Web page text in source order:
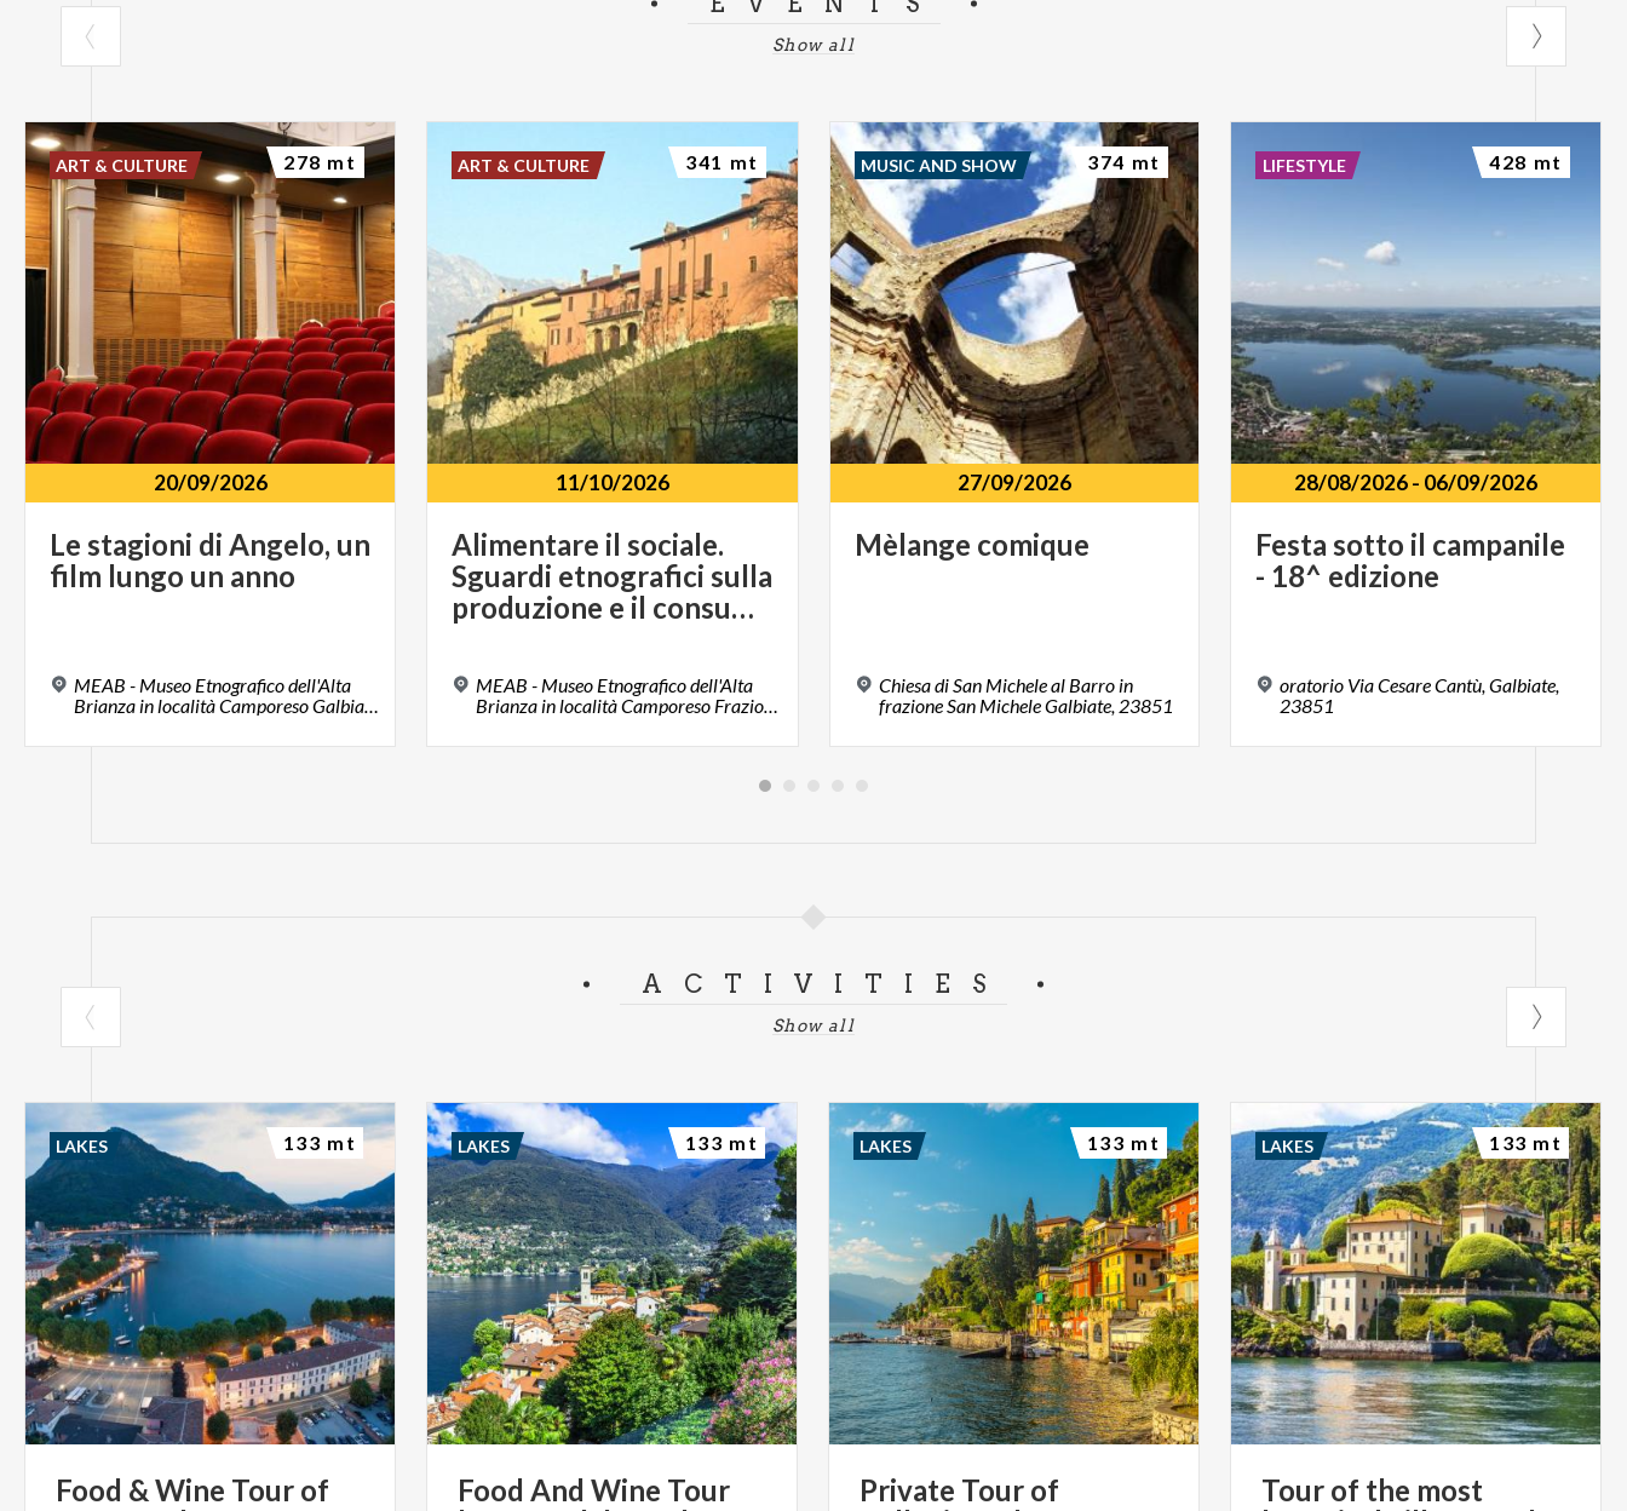
Show all
20/09/2026
Le stagioni di Angelo, un
film lungo un anno
MEAB - Museo Etnografico dell'Alta
Brianza in località Camporeso Galbiate, 23851, Località Camporese
ART & CULTURE 278 mt
11/10/2026
Alimentare il sociale.
Sguardi etnografici sulla
produzione e il consumo di cibo nella contemporaneità
MEAB - Museo Etnografico dell'Alta
Brianza in località Camporeso Frazione Camporeso, 23851, Galbiate , LC
ART & CULTURE 341 mt
27/09/2026
Mèlange comique
Chiesa di San Michele al Barro in
frazione San Michele Galbiate, 23851
MUSIC AND SHOW 374 mt
28/08/2026- 06/09/2026
Festa sotto il campanile
- 18^ edizione
oratorio Via Cesare Cantù, Galbiate,
23851
LIFESTYLE 428 mt
ACTIVITIES
Show all
Food &Wine Tour of
LAKES 133 mt
Food And Wine Tour
LAKES 133 mt
Private Tour of
LAKES 133 mt
Tour of the most
LAKES 133 mt